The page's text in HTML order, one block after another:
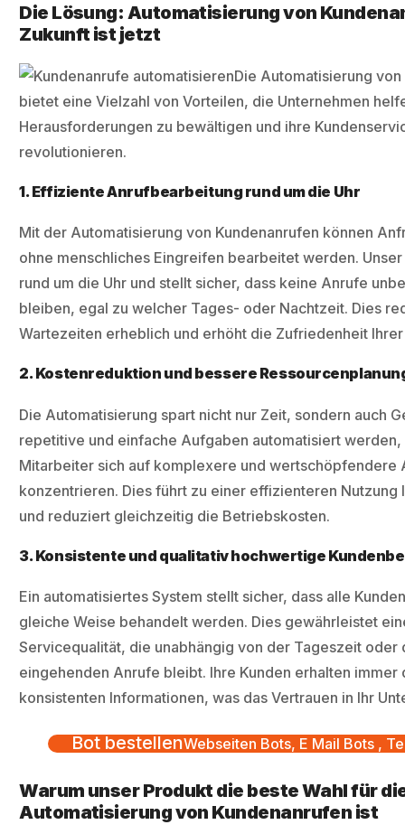
Die Lösung: Automatisierung von
Zukunft ist jetzt
Die Automatisierung
bietet eine Vielzahl von Vorteilen, die Unternehmen
Herausforderungen zu bewältigen und ihre
revolutionieren.
1. Effiziente Anrufbearbeitung rund um die Uhr
Mit der Automatisierung von Kundenanrufen können
ohne menschliches Eingreifen bearbeitet werden.
rund um die Uhr und stellt sicher, dass keine Anrufe
bleiben, egal zu welcher Tages- oder Nachtzeit. Dies
Wartezeiten erheblich und erhöht die Zufriedenheit Ihrer
2. Kostenreduktion und bessere
Die Automatisierung spart nicht nur Zeit, sondern auch
repetitive und einfache Aufgaben automatisiert werden,
Mitarbeiter sich auf komplexere und wertschöpfendere
konzentrieren. Dies führt zu einer effizienteren Nutzung
und reduziert gleichzeitig die Betriebskosten.
3. Konsistente und qualitativ hochwertige
Ein automatisiertes System stellt sicher, dass alle
gleiche Weise behandelt werden. Dies gewährleistet
Servicequalität, die unabhängig von der Tageszeit oder
eingehenden Anrufe bleibt. Ihre Kunden erhalten
konsistenten Informationen, was das Vertrauen in Ihr
Bot bestellenWebseiten Bots, E Mail Bots ,
Warum unser Produkt die beste Wahl für
Automatisierung von Kundenanrufen ist